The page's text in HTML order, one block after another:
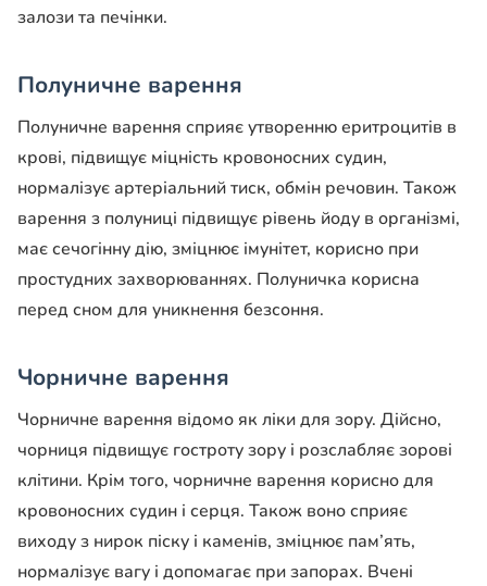
залози та печінки.
Полуничне варення
Полуничне варення сприяє утворенню еритроцитів в
крові, підвищує міцність кровоносних судин,
нормалізує артеріальний тиск, обмін речовин. Також
варення з полуниці підвищує рівень йоду в організмі,
має сечогінну дію, зміцнює імунітет, корисно при
простудних захворюваннях. Полуничка корисна
перед сном для уникнення безсоння.
Чорничне варення
Чорничне варення відомо як ліки для зору. Дійсно,
чорниця підвищує гостроту зору і розслабляє зорові
клітини. Крім того, чорничне варення корисно для
кровоносних судин і серця. Також воно сприяє
виходу з нирок піску і каменів, зміцнює пам’ять,
нормалізує вагу і допомагає при запорах. Вчені